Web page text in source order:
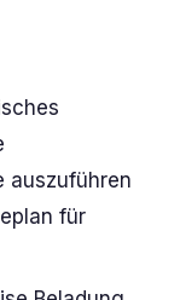
auszuführen
für